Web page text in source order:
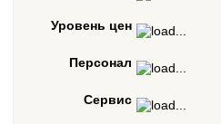
Уровень цен
Персонал
Сервис